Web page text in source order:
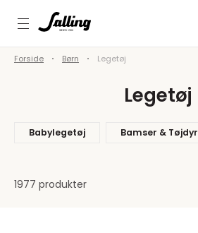
Forside Børn Legetøj
Legetøj
Babylegetøj Bamser & Tøjdyr
1977 produkter